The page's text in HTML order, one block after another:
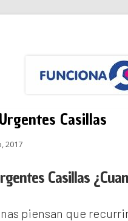
Casillas
2017
Casillas
piensan que